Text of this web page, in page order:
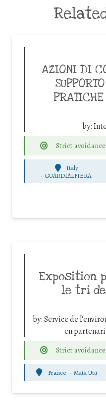
AZIONI DI
by:
Strict
Italy
- GUARDIALFIERA
Exposition
le tri
by:Service de
en
Strict
France - Mata Utu